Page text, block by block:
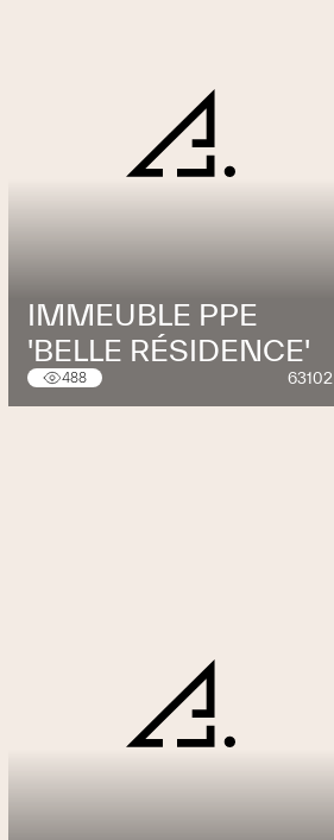
IMMEUBLE PPE
'BELLE RÉSIDENCE'
488 63102